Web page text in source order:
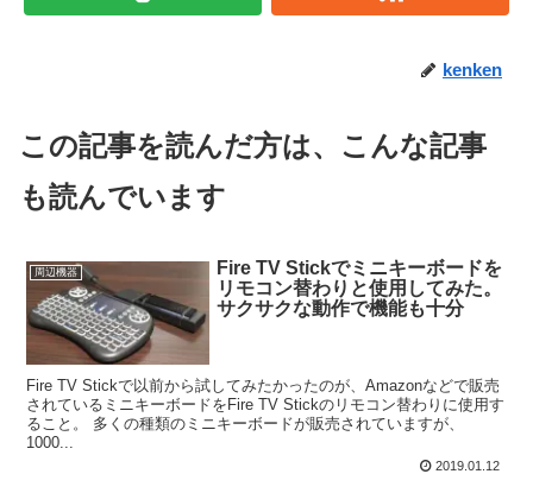
kenken
この記事を読んだ方は、こんな記事
も読んでいます
周辺機器
Fire TV Stickでミニキーボードを
リモコン替わりと使用してみた。
サクサクな動作で機能も十分
Fire TV Stickで以前から試してみたかったのが、Amazonなどで販売
されているミニキーボードをFire TV Stickのリモコン替わりに使用す
ること。 多くの種類のミニキーボードが販売されていますが、
1000...
2019.01.12